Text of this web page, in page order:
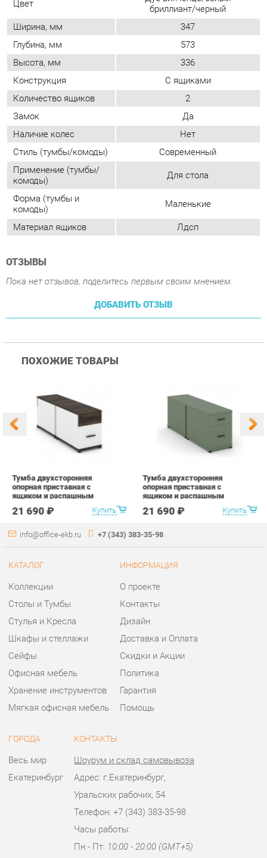
Количество ящиков
2
Замок
Да
Наличие колес
Нет
Стиль (тумбы/комоды)
Современный
Применение (тумбы/
комоды) Для стола
Форма (тумбы и
комоды)
Маленькие
Материал ящиков Лдсп
ОТЗЫВЫ
Пока нет отзывов, поделитесь первым своим мнением.
ДОБАВИТЬ ОТЗЫВ
ПОХОЖИЕ ТОВАРЫ
Купить
фасадом Рива CONCEPT
CN.DTGO-004 B/W Дуб
Мали Белый бриллиант
Черный
21 690 ₽ Купить
фасадом Рива CONCEPT
info@office-ekb.ru
Коллекции
Столы и Тумбы
Стулья и Кресла
Шкафы и стеллажи
Сейфы
Офисная мебель
О проекте
Контакты
Дизайн
Доставка и Оплата
Скидки и Акции
Политика
ГОРОДА
Весь мир
Екатеринбург
КОНТАКТЫ
Шоурум и склад самовывоза
Адрес: г.Екатеринбург,
Уральских рабочих, 54
Телефон: +7 (343) 383-35-98
Часы работы:
© 2009-2026 Офисная мебель Екатеринбург